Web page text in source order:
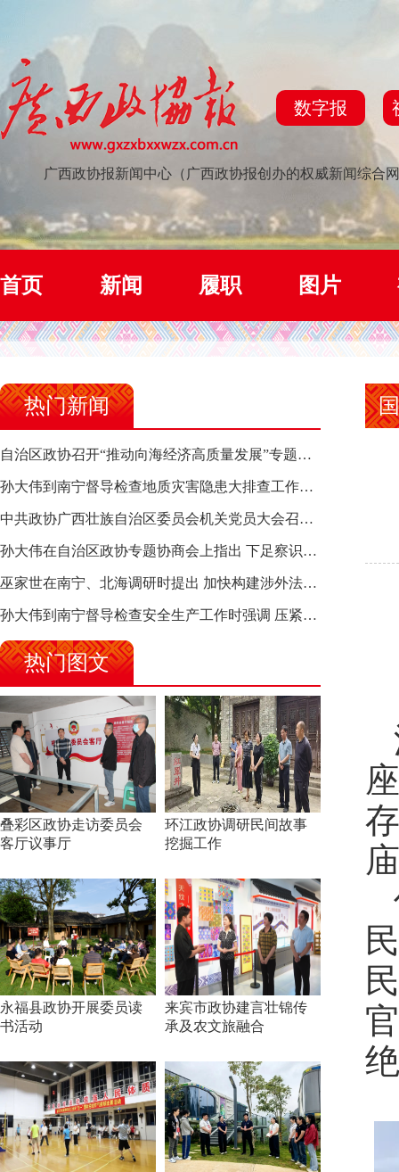
数字报
广西政协报新闻中心（广西政协报创办的权威新闻综合
首页 新闻 履职 图片
热门新闻
自治区政协召开“推动向海经济高质量发展”专题调研座谈会 钱学明出席并讲话
孙大伟到南宁督导检查地质灾害隐患大排查工作时强调 筑牢地质灾害安全防线 全力保障人民群众生命财产安全
中共政协广西壮族自治区委员会机关党员大会召开 选举产生新一届机关党委、机关纪委
孙大伟在自治区政协专题协商会上指出 下足察识谋督之功 恪尽服务大局之责 助推有色金属、关键金属产业高质量发展
巫家世在南宁、北海调研时提出 加快构建涉外法律供给集群 护航向海经济高质量发展
孙大伟到南宁督导检查安全生产工作时强调 压紧压实责任 狠抓隐患整治 坚决筑牢安全生产防线
热门图文
叠彩区政协走访委员会
客厅议事厅
环江政协调研民间故事
挖掘工作
永福县政协开展委员读
书活动
来宾市政协建言壮锦传
承及农文旅融合